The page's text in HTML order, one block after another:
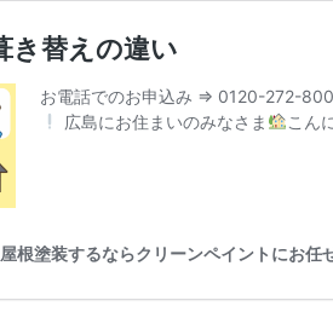
き替えの違い
お電話でのお申込み ⇒ 0120-272-
広島にお住まいのみなさま
こん
根塗装するならクリーンペイントにお任